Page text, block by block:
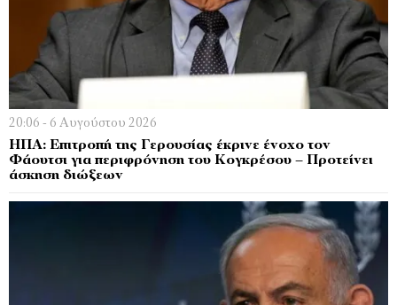
20:06 - 6 Αυγούστου 2026
ΗΠΑ: Επιτροπή της Γερουσίας έκρινε ένοχο τον
Φάουτσι για περιφρόνηση του Κογκρέσου – Προτείνει
άσκηση διώξεων